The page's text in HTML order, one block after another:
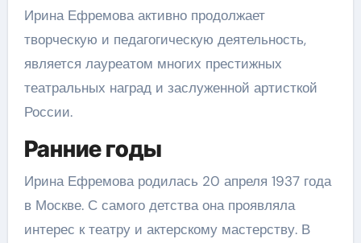
Ирина Ефремова активно продолжает
творческую и педагогическую деятельность,
является лауреатом многих престижных
театральных наград и заслуженной артисткой
России.
Ранние годы
Ирина Ефремова родилась 20 апреля 1937 года
в Москве. С самого детства она проявляла
интерес к театру и актерскому мастерству. В